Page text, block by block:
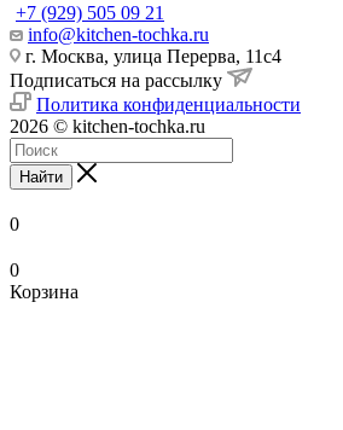
+7 (929) 505 09 21
info@kitchen-tochka.ru
г. Москва, улица Перерва, 11с4
Подписаться на рассылку
Политика конфиденциальности
2026 © kitchen-tochka.ru
Найти
0
0
Корзина